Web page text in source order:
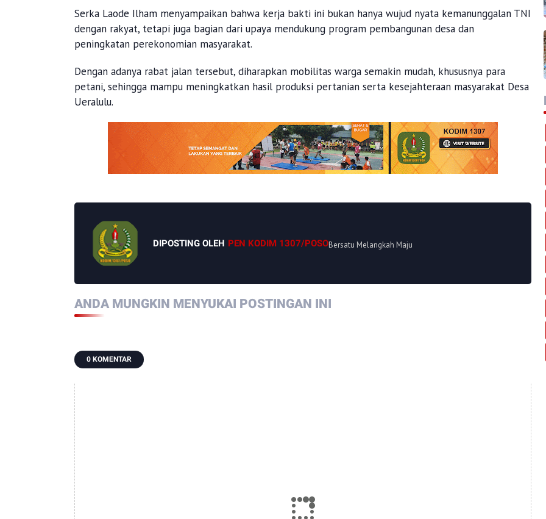
Serka Laode Ilham menyampaikan bahwa kerja bakti ini bukan hanya wujud nyata kemanunggalan TNI
dengan rakyat, tetapi juga bagian dari upaya mendukung program pembangunan desa dan
peningkatan perekonomian masyarakat.
Dengan adanya rabat jalan tersebut, diharapkan mobilitas warga semakin mudah, khususnya para
petani, sehingga mampu meningkatkan hasil produksi pertanian serta kesejahteraan masyarakat Desa
Ueralulu.
DIPOSTING OLEH PEN KODIM 1307/POSOBersatu Melangkah Maju
ANDA MUNGKIN MENYUKAI POSTINGAN INI
0 KOMENTAR